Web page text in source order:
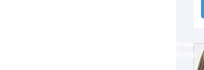
henge/machiphoto.net/public_html/wp-
content/themes/machiphoto/single.php